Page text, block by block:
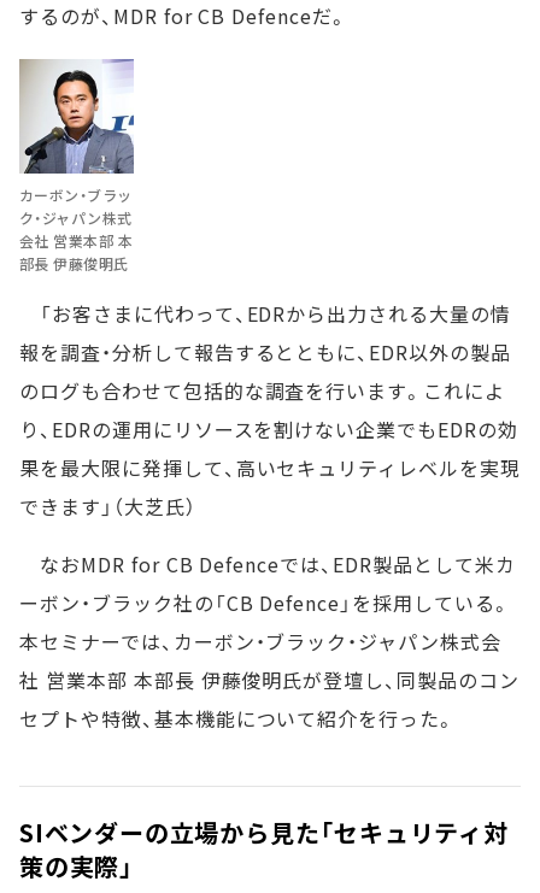
するのが、MDR for CB Defenceだ。
カーボン・ブラッ
ク・ジャパン株式
会社 営業本部 本
部長 伊藤俊明氏
「お客さまに代わって、EDRから出力される大量の情
報を調査・分析して報告するとともに、EDR以外の製品
のログも合わせて包括的な調査を行います。これによ
り、EDRの運用にリソースを割けない企業でもEDRの効
果を最大限に発揮して、高いセキュリティレベルを実現
できます」（大芝氏）
なおMDR for CB Defenceでは、EDR製品として米カ
ーボン・ブラック社の「CB Defence」を採用している。
本セミナーでは、カーボン・ブラック・ジャパン株式会
社 営業本部 本部長 伊藤俊明氏が登壇し、同製品のコン
セプトや特徴、基本機能について紹介を行った。
SIベンダーの立場から見た「セキュリティ対
策の実際」